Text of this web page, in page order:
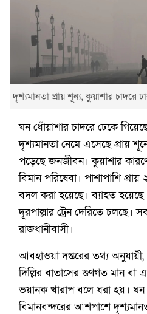
দৃশ্যমানতা প্রায় শূন্য, কুয়াশার চাদরে
ঘন ধোঁয়াশার চাদরে ঢেকে
দৃশ্যমানতা নেমে এসেছে প্রায়
পড়েছে জনজীবন। কুয়াশার
বিমান পরিষেবা। পাশাপাশি
বদল করা হয়েছে। ব্যাহত
দূরপাল্লার ট্রেন দেরিতে চলছে।
রাজধানীবাসী।
আবহাওয়া দপ্তরের তথ্য
দিল্লির বাতাসের গুণগত মান
ভয়ানক খারাপ বলে ধরা হয়। ঘন
বিমানবন্দরের আশপাশে